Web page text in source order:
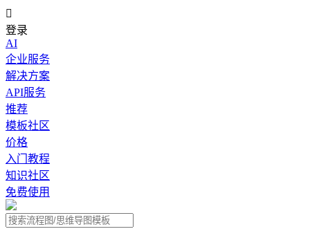

登录
AI
企业服务
解决方案
API服务
推荐
模板社区
价格
入门教程
知识社区
免费使用